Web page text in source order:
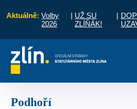
Aktuálně: Volby
2026
| UŽ SU
ZLÍŇÁK!
|
vyřídit
Podhoří